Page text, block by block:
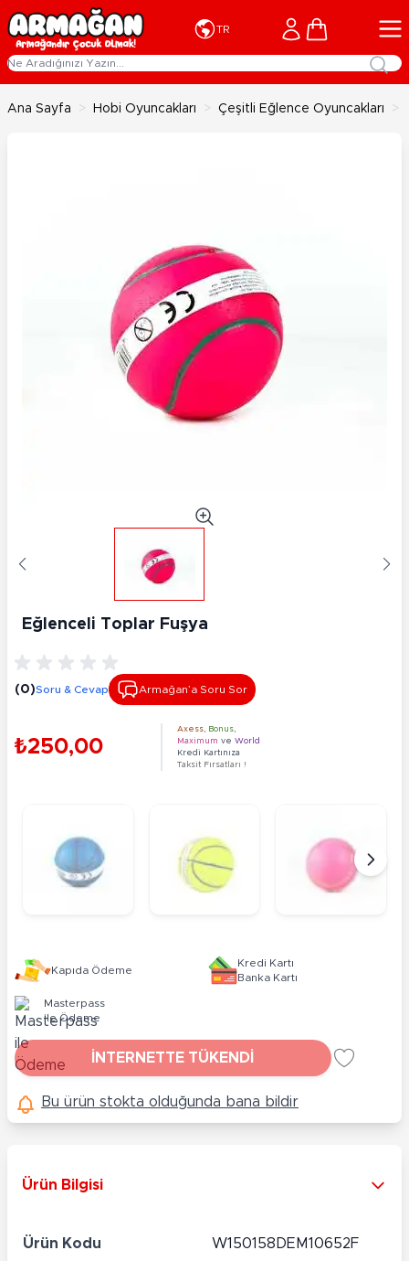
İçeriğe geç
TR Cart
Ana Sayfa > Hobi Oyuncakları > Çeşitli Eğlence Oyuncakları >
Eğlenceli Toplar Fuşya
(0)Soru & Cevap Armağan’a Soru Sor
₺250,00
Axess Bonus
Maximum ve World
Kredi Kartınıza
Taksit Fırsatları !
Kapıda Ödeme
Kredi Kartı
Banka Kartı
Masterpass
ile Ödeme
İNTERNETTE TÜKENDİ
Bu ürün stokta olduğunda bana bildir
Ürün Bilgisi
Ürün Kodu W150158DEM10652F